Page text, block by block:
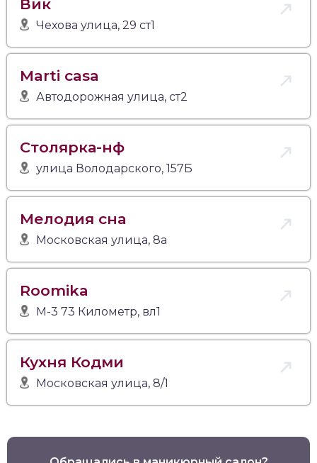
Вик
Чехова улица, 29 ст1
Marti casa
Автодорожная улица, ст2
Столярка-нф
улица Володарского, 157Б
Мелодия сна
Московская улица, 8а
Roomika
М-3 73 Километр, вл1
Кухня Кодми
Московская улица, 8/1